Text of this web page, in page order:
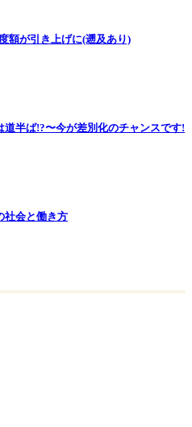
額が引き上げに(遡及あり)
道半ば!?〜今が差別化のチャンスです!
社会と働き方